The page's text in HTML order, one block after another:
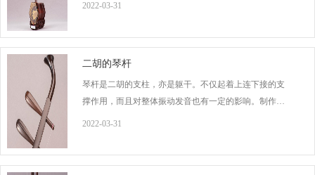
会出现松动、滑动等现象，容易导致跑弦走音。
2022-03-31
二胡的琴杆
琴杆是二胡的支柱，亦是躯干。不仅起着上连下接的支
撑作用，而且对整体振动发音也有一定的影响。制作琴
杆的材料有些檀木（数量较少）、乌木或红木。一般用
0.55寸（1.83厘米)。顶端为琴头，上部装有两个弦轴，
2022-03-31